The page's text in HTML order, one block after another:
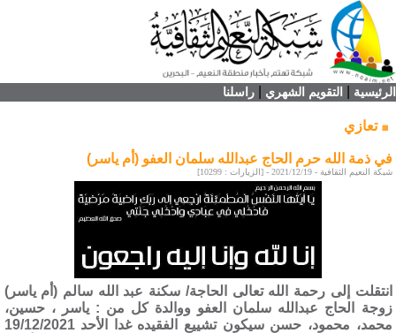
الرئيسية التقويم الشهري راسلنا
تعازي
في ذمة الله حرم الحاج عبدالله سلمان العفو (أم ياسر)
شبكة النعيم الثقافية - 2021/12/19 - [الزيارات : 10299]
انتقلت إلى رحمة الله تعالى الحاجة/ سكنة عبد الله سالم (أم ياسر)
زوجة الحاج عبدالله سلمان العفو ووالدة كل من : ياسر ، حسين،
محمد، محمود، حسن سيكون تشييع الفقيده غدا الأحد 19/12/2021